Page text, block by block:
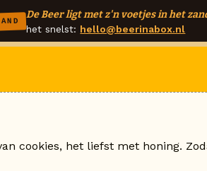
De Beer ligt met z'n voetjes in het
het snelst: hello@beerinabox.nl
cookies, het liefst met honing.